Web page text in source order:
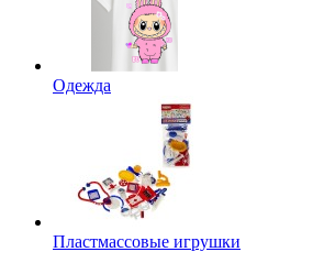
Одежда
Пластмассовые игрушки